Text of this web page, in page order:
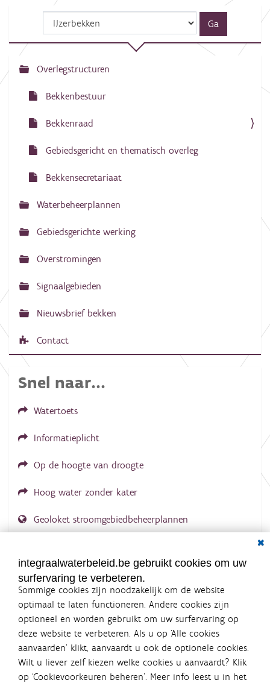
N
Overlegstructuren
Bekkenbestuur
Bekkenraad
Gebiedsgericht en thematisch overleg
Bekkensecretariaat
Waterbeheerplannen
Gebiedsgerichte werking
Overstromingen
Signaalgebieden
Nieuwsbrief bekken
Contact
Snel naar...
Watertoets
Informatieplicht
Op de hoogte van droogte
Hoog water zonder kater
Geoloket stroomgebiedbeheerplannen
LOGIN VEREIST
integraalwaterbeleid.be gebruikt cookies om uw
surfervaring te verbeteren.
Sommige cookies zijn noodzakelijk om de website
optimaal te laten functioneren. Andere cookies zijn
optioneel en worden gebruikt om uw surfervaring op
deze website te verbeteren. Als u op ‘Alle cookies
aanvaarden’ klikt, aanvaardt u ook de optionele cookies.
Wilt u liever zelf kiezen welke cookies u aanvaardt? Klik
op ‘Cookievoorkeuren beheren’. Meer info leest u in het
Integraalwaterbeleid.be is een
officiële website van de Vlaamse
overheid
uitgegeven door Coördinatiecommissie Integraal
Waterbeleid